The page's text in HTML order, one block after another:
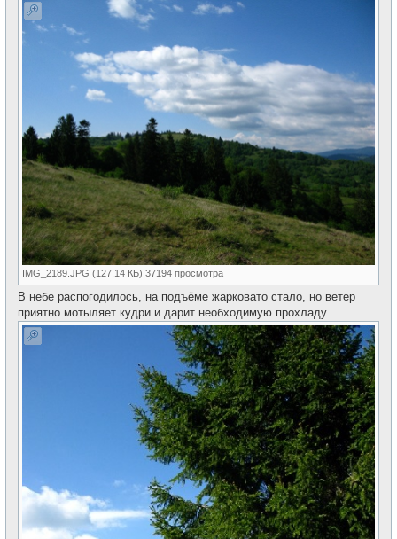
IMG_2189.JPG (127.14 КБ) 37194 просмотра
В небе распогодилось, на подъёме жарковато стало, но ветер
приятно мотыляет кудри и дарит необходимую прохладу.